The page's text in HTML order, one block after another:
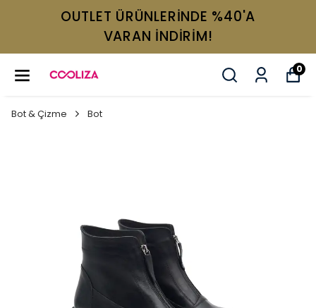
OUTLET ÜRÜNLERİNDE %40'A
VARAN İNDİRİM!
0
Bot & Çizme Bot